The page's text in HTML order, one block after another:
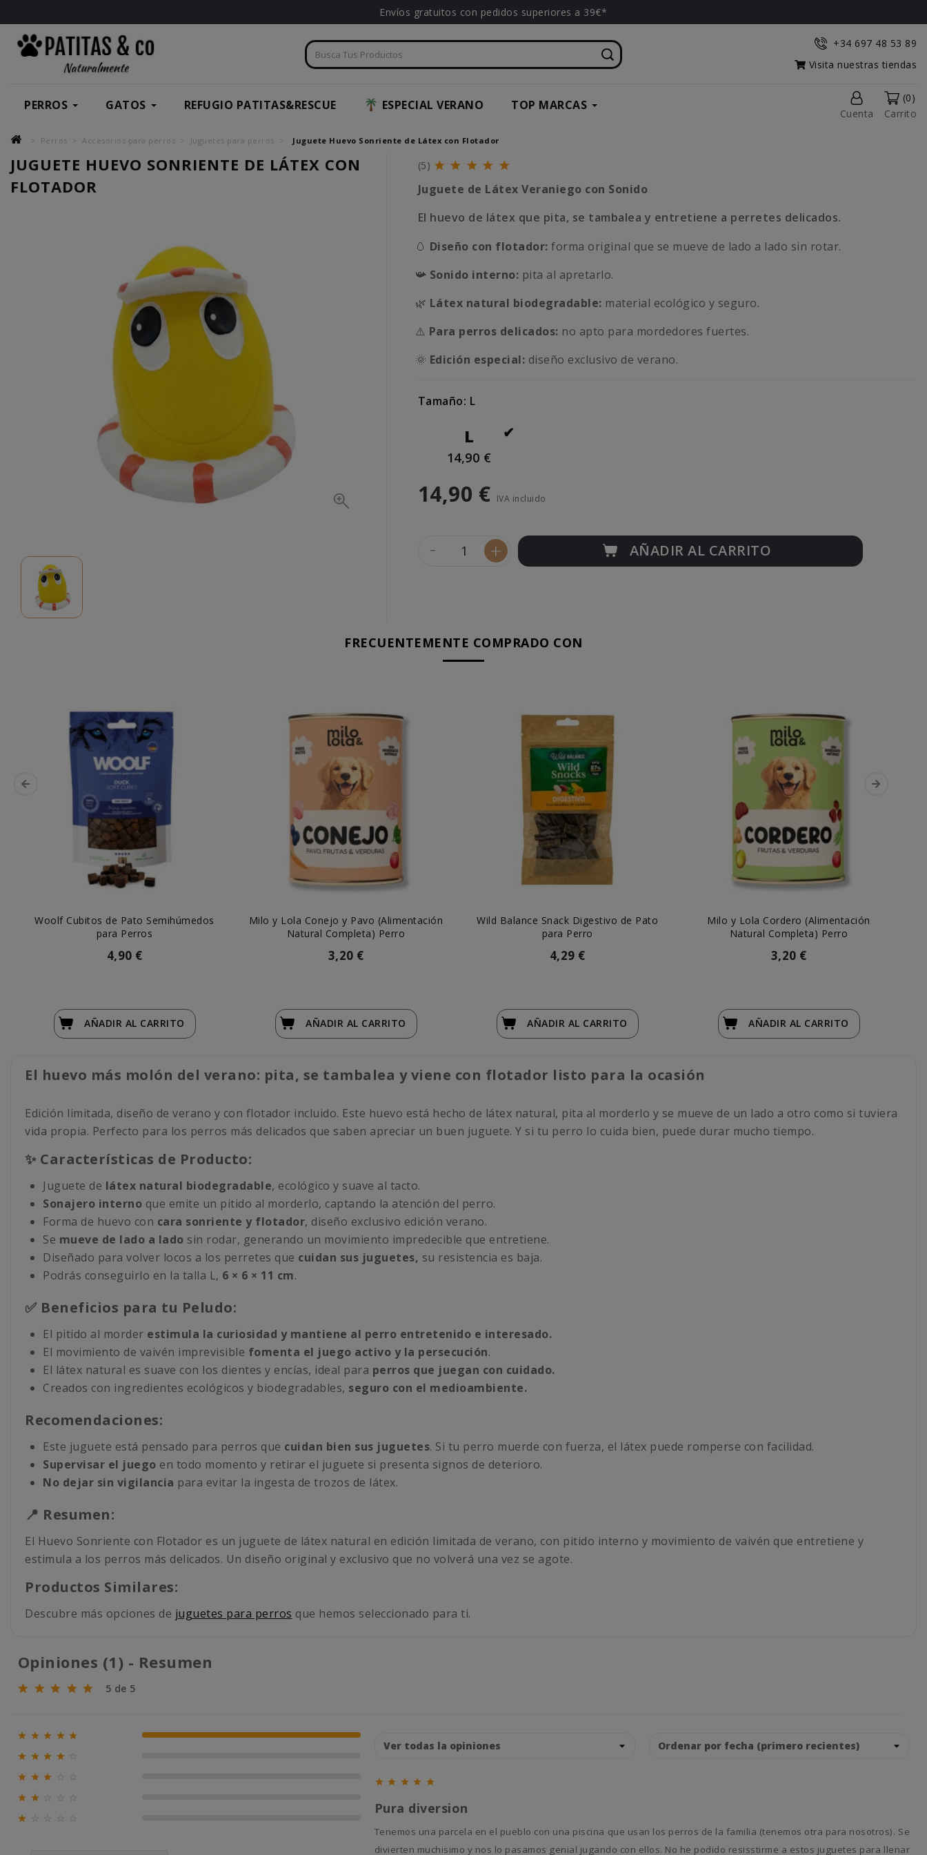
Envíos gratuitos con pedidos superiores a 39€*
+34 697 48 53 89
Visita nuestras tiendas
PERROS GATOS REFUGIO PATITAS&RESCUE ESPECIAL VERANO TOP MARCAS
Cuenta
(0)
Carrito
Perros Accesorios para perros Juguetes para perros Juguete Huevo Sonriente de Látex con Flotador
JUGUETE HUEVO SONRIENTE DE LÁTEX CON
FLOTADOR
(5)
Juguete de Látex Veraniego con Sonido
El huevo de látex que pita, se tambalea y entretiene a perretes delicados.
🥚 Diseño con flotador: forma original que se mueve de lado a lado sin rotar.
📯 Sonido interno: pita al apretarlo.
🌿 Látex natural biodegradable: material ecológico y seguro.
⚠️ Para perros delicados: no apto para mordedores fuertes.
🌞 Edición especial: diseño exclusivo de verano.
Tamaño: L
L
14,90 €
14,90 € IVA incluido
- + AÑADIR AL CARRITO
FRECUENTEMENTE COMPRADO CON
Woolf Cubitos de Pato Semihúmedos
para Perros
4,90 €
AÑADIR AL CARRITO
Milo y Lola Conejo y Pavo (Alimentación
Natural Completa) Perro
3,20 €
AÑADIR AL CARRITO
Wild Balance Snack Digestivo de Pato
para Perro
4,29 €
AÑADIR AL CARRITO
Milo y Lola Cordero (Alimentación
Natural Completa) Perro
3,20 €
AÑADIR AL CARRITO
El huevo más molón del verano: pita, se tambalea y viene con flotador listo para la ocasión
Edición limitada, diseño de verano y con flotador incluido. Este huevo está hecho de látex natural, pita al morderlo y se mueve de un lado a otro como si tuviera
vida propia. Perfecto para los perros más delicados que saben apreciar un buen juguete. Y si tu perro lo cuida bien, puede durar mucho tiempo.
✨ Características de Producto:
Juguete de látex natural biodegradable, ecológico y suave al tacto.
Sonajero interno que emite un pitido al morderlo, captando la atención del perro.
Forma de huevo con cara sonriente y flotador, diseño exclusivo edición verano.
Se mueve de lado a lado sin rodar, generando un movimiento impredecible que entretiene.
Diseñado para volver locos a los perretes que cuidan sus juguetes, su resistencia es baja.
Podrás conseguirlo en la talla L, 6 × 6 × 11 cm.
✅ Beneficios para tu Peludo:
El pitido al morder estimula la curiosidad y mantiene al perro entretenido e interesado.
El movimiento de vaivén imprevisible fomenta el juego activo y la persecución.
El látex natural es suave con los dientes y encías, ideal para perros que juegan con cuidado.
Creados con ingredientes ecológicos y biodegradables, seguro con el medioambiente.
Recomendaciones:
Este juguete está pensado para perros que cuidan bien sus juguetes. Si tu perro muerde con fuerza, el látex puede romperse con facilidad.
Supervisar el juego en todo momento y retirar el juguete si presenta signos de deterioro.
No dejar sin vigilancia para evitar la ingesta de trozos de látex.
📍 Resumen:
El Huevo Sonriente con Flotador es un juguete de látex natural en edición limitada de verano, con pitido interno y movimiento de vaivén que entretiene y
estimula a los perros más delicados. Un diseño original y exclusivo que no volverá una vez se agote.
Productos Similares:
Descubre más opciones de juguetes para perros que hemos seleccionado para ti.
Opiniones (1) - Resumen
5 de 5
     100% (1)
   
  
 

    
Pura diversion
Tenemos una parcela en el pueblo con una piscina que usan los perros de la familia (tenemos otra para nosotros). Se
divierten muchisimo y nos lo pasamos genial jugando con ellos. No he podido resisstirme a estos juguetes para llenar